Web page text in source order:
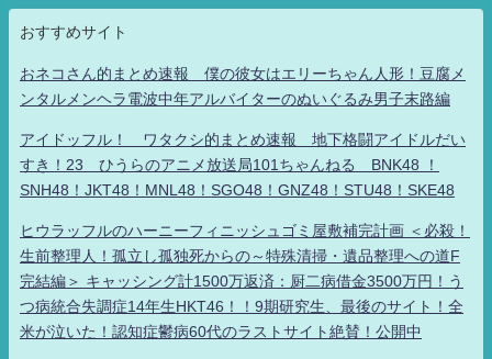
おすすめサイト
おネコさん的まとめ速報 僕の彼女はエリーちゃん人形！豆腐メ
ンタルメンヘラ電波中年アルバイターのぬいぐるみ男子末路編
アイドッフル！ ワタクシ的まとめ速報 地下格闘アイドルだい
すき！23 ひうらのアニメ放送局101ちゃんねる BNK48 ！
SNH48！JKT48！MNL48！SGO48！GNZ48！STU48！SKE48
ヒウラッフルのハーニーフィニッシュゴミ屋敷補完計画 ＜必殺！
生前整理人！孤立し孤独死からの～特殊清掃・遺品整理への道F
完結編＞ キャッシング計1500万返済：厨二病借金3500万円！う
つ病統合失調症14年生HKT46！！9期研究生、最後のサイト！全
米が泣いた！認知症鬱病60代のラストサイト絶賛！公開中